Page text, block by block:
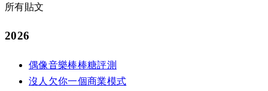
所有貼文
2026
偶像音樂棒棒糖評測
沒人欠你一個商業模式